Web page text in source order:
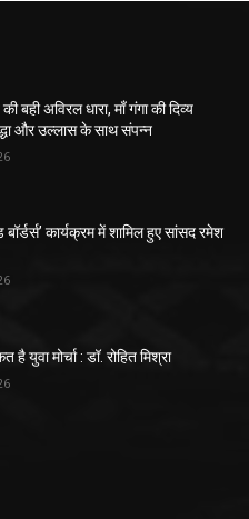
बही अविरल धारा, माँ गंगा की दिव्य
और उल्लास के साथ संपन्न
बॉर्डर्स’ कार्यक्रम में शामिल हुए सांसद रमेश
है युवा मोर्चा : डॉ. रोहित मिश्रा